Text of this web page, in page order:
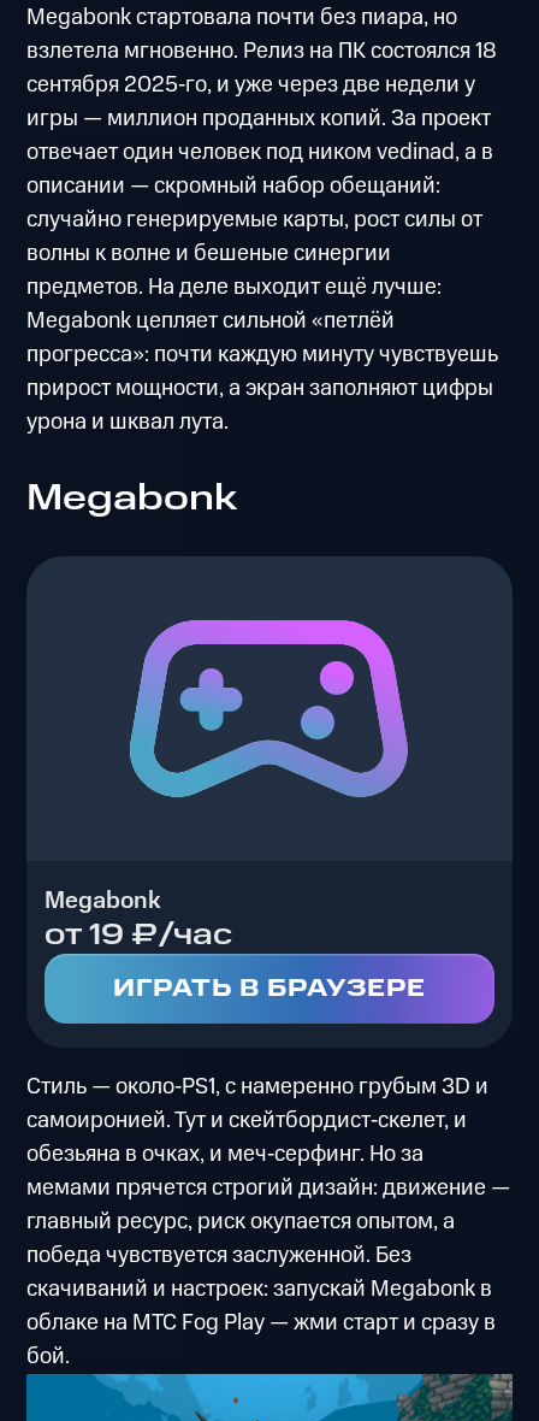
Megabonk стартовала почти без пиара, но
взлетела мгновенно. Релиз на ПК состоялся 18
сентября 2025‑го, и уже через две недели у
игры — миллион проданных копий. За проект
отвечает один человек под ником vedinad, а в
описании — скромный набор обещаний:
случайно генерируемые карты, рост силы от
волны к волне и бешеные синергии
предметов. На деле выходит ещё лучше:
Megabonk цепляет сильной «петлёй
прогресса»: почти каждую минуту чувствуешь
прирост мощности, а экран заполняют цифры
урона и шквал лута.
Megabonk
Megabonk
от 19 ₽/час
ИГРАТЬ В БРАУЗЕРЕ
Стиль — около‑PS1, с намеренно грубым 3D и
самоиронией. Тут и скейтбордист‑скелет, и
обезьяна в очках, и меч‑серфинг. Но за
мемами прячется строгий дизайн: движение —
главный ресурс, риск окупается опытом, а
победа чувствуется заслуженной. Без
скачиваний и настроек: запускай Megabonk в
облаке на МТС Fog Play — жми старт и сразу в
бой.